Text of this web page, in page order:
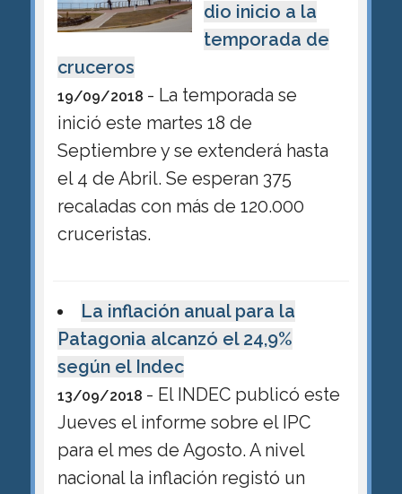
dio inicio a la
temporada de
cruceros
19/09/2018 - La temporada se
inició este martes 18 de
Septiembre y se extenderá hasta
el 4 de Abril. Se esperan 375
recaladas con más de 120.000
cruceristas.
La inflación anual para la
Patagonia alcanzó el 24,9%
según el Indec
13/09/2018 - El INDEC publicó este
Jueves el informe sobre el IPC
para el mes de Agosto. A nivel
nacional la inflación registó un